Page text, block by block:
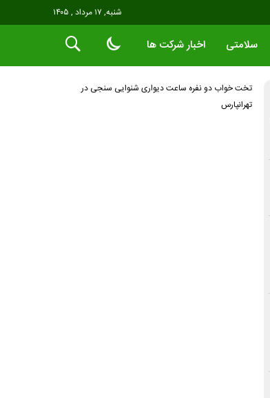
شنبه, ۱۷ مرداد , ۱۴۰۵
سلامتی اخبار شرکت ها
تخت خواب دو نفره ساعت دیواریشنوایی سنجی در
تهرانپارس